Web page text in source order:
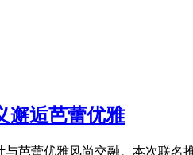
邂逅芭蕾优雅
芭蕾优雅风尚交融。本次联名